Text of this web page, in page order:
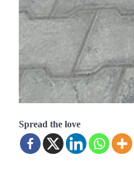
Spread the love